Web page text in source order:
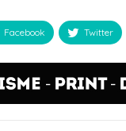
Facebook Twitter